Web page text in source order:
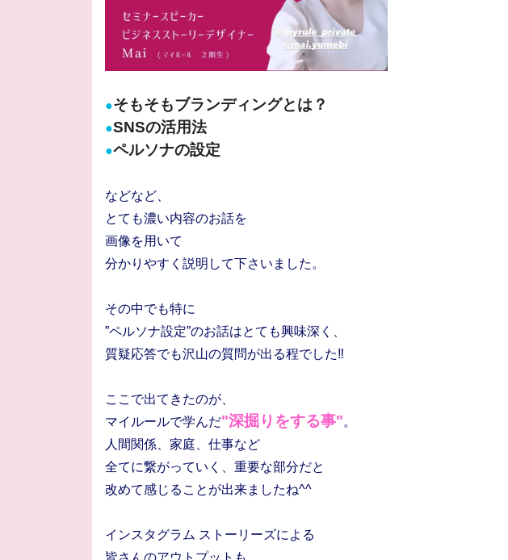
●そもそもブランディングとは？
●SNSの活用法
●ペルソナの設定
などなど、
とても濃い内容のお話を
画像を用いて
分かりやすく説明して下さいました。
その中でも特に
”ペルソナ設定”のお話はとても興味深く、
質疑応答でも沢山の質問が出る程でした‼
ここで出てきたのが、
マイルールで学んだ"深掘りをする事"。
人間関係、家庭、仕事など
全てに繋がっていく、重要な部分だと
改めて感じることが出来ましたね^^
インスタグラム ストーリーズによる
皆さんのアウトプットも